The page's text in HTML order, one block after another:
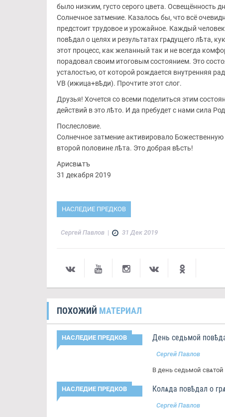
было низким, густо серого цвета. Освещённость
Солнечное затмение. Казалось бы, что всё
предстоит трудовое и урожайное. Каждый
повѣдал о целях и результатах грѧдущего лѣта,
этот процесс, как желанный так и не всегда
порадовал своим итоговым состоянием. Это
усталостью, от которой рождается внутренняя
ѴВ (ижица+вѣди). Прочтите этот слог.
Друзья! Хочется со всеми поделиться этим
действий в это лѣто. И да пребудет с нами сила
Послесловие.
Солнечное затмение активировало
второй половине лѣта. Это добрая вѣсть!
Арисвѩтъ
31 декабря 2019
НАСЛЕДИЕ ПРЕДКОВ
Сергей Павлов | 31 Дек 2019
ПОХОЖИЙ МАТЕРИАЛ
НАСЛЕДИЕ ПРЕДКОВ День седьмой
Сергей Павлов
В день седьмой
НАСЛЕДИЕ ПРЕДКОВ Колѧда повѣдал о
Сергей Павлов